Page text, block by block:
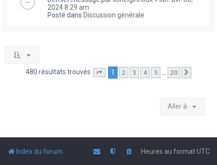
2024 8:29 am
Posté dans Discussion générale
480 résultats trouvés Page sur20
1 2 3 4 5 … 20
Aller à
Index du forum Heures au formatUTC